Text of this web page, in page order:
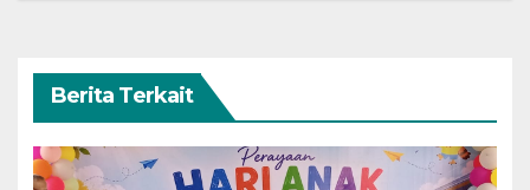
Berita Terkait